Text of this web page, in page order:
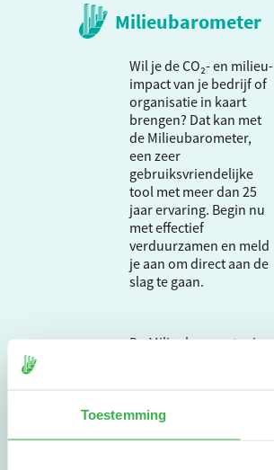
Toestemming
Milieubarometer
Wil je de CO₂- en milieu-
impact van je bedrijf of
organisatie in kaart
brengen? Dat kan met
de Milieubarometer,
een zeer
gebruiksvriendelijke
tool met meer dan 25
jaar ervaring. Begin nu
met effectief
verduurzamen en meld
je aan om direct aan de
slag te gaan.
De Milieubarometer is
vertaalt de groeiende